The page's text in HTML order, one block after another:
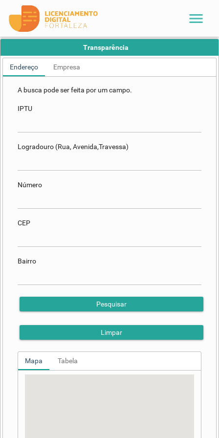
menu
Transparência
Endereço Empresa
A busca pode ser feita por um campo.
IPTU
Logradouro (Rua, Avenida,Travessa)
Número
CEP
Bairro
Pesquisar
Limpar
Mapa Tabela